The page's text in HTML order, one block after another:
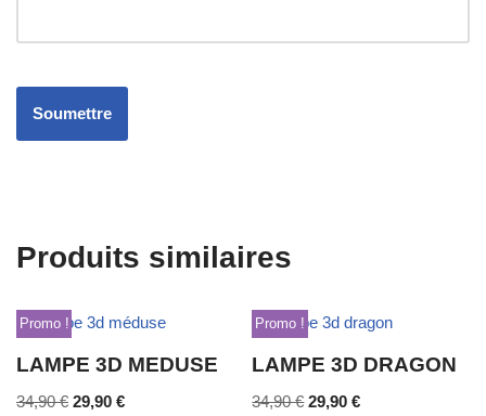
Produits similaires
Promo !
LAMPE 3D MEDUSE
34,90€ 29,90 €
Promo !
LAMPE 3D DRAGON
34,90€ 29,90€